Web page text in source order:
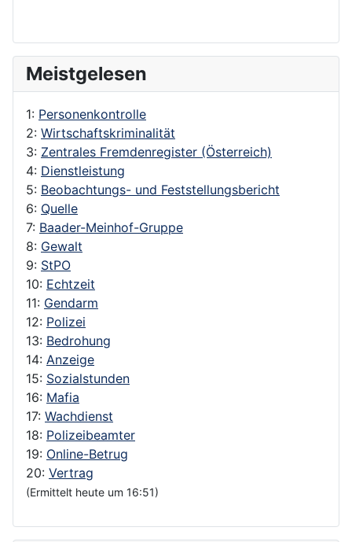
Meistgelesen
1: Personenkontrolle
2: Wirtschaftskriminalität
3: Zentrales Fremdenregister (Österreich)
4: Dienstleistung
5: Beobachtungs- und Feststellungsbericht
6: Quelle
7: Baader-Meinhof-Gruppe
8: Gewalt
9: StPO
10: Echtzeit
11: Gendarm
12: Polizei
13: Bedrohung
14: Anzeige
15: Sozialstunden
16: Mafia
17: Wachdienst
18: Polizeibeamter
19: Online-Betrug
20: Vertrag
(Ermittelt heute um 16:51)